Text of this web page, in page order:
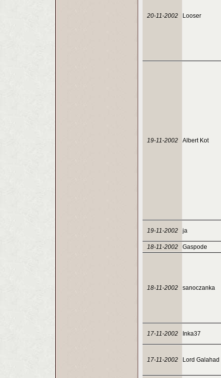
20-11-2002 Looser
19-11-2002 Albert Kot
19-11-2002 ja
18-11-2002 Gaspode
18-11-2002 sanoczanka
17-11-2002 Inka37
17-11-2002 Lord Galahad